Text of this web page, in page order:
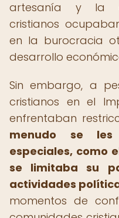
artesanía y la
cristianos
en la burocracia
desarrollo
Sin embargo, a
cristianos en el
enfrentaban
menudo se les
especiales, como
se limitaba su
actividades
momentos de